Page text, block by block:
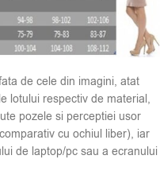
de cele din imagini, atat
lotului respectiv de material,
pozele si perceptiei usor
cu ochiul liber), iar
de laptop/pc sau a ecranului